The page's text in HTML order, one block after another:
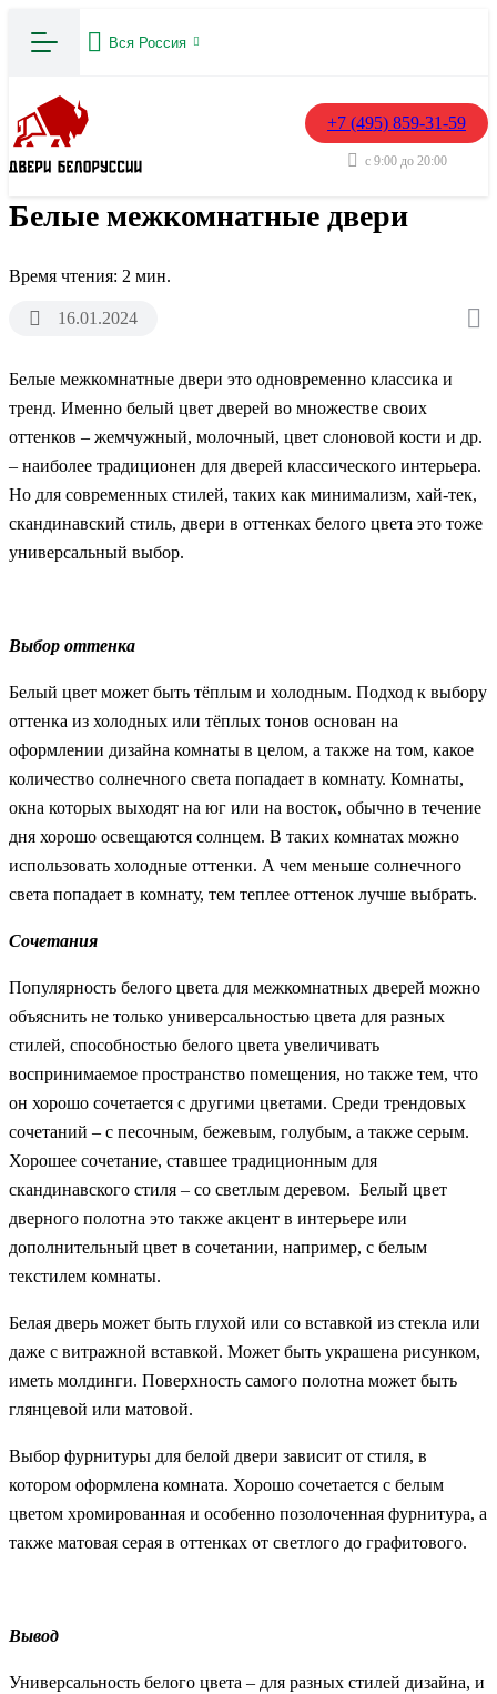
Вся Россия
+7 (495) 859-31-59
с 9:00 до 20:00
Белые межкомнатные двери
16.01.2024
Время чтения: 2 мин.
Белые межкомнатные двери это одновременно классика и
тренд. Именно белый цвет дверей во множестве своих
оттенков – жемчужный, молочный, цвет слоновой кости и др.
– наиболее традиционен для дверей классического интерьера.
Но для современных стилей, таких как минимализм, хай-тек,
скандинавский стиль, двери в оттенках белого цвета это тоже
универсальный выбор.
Выбор оттенка
Белый цвет может быть тёплым и холодным. Подход к выбору
оттенка из холодных или тёплых тонов основан на
оформлении дизайна комнаты в целом, а также на том, какое
количество солнечного света попадает в комнату. Комнаты,
окна которых выходят на юг или на восток, обычно в течение
дня хорошо освещаются солнцем. В таких комнатах можно
использовать холодные оттенки. А чем меньше солнечного
света попадает в комнату, тем теплее оттенок лучше выбрать.
Сочетания
Популярность белого цвета для межкомнатных дверей можно
объяснить не только универсальностью цвета для разных
стилей, способностью белого цвета увеличивать
воспринимаемое пространство помещения, но также тем, что
он хорошо сочетается с другими цветами. Среди трендовых
сочетаний – с песочным, бежевым, голубым, а также серым.
Хорошее сочетание, ставшее традиционным для
скандинавского стиля – со светлым деревом. Белый цвет
дверного полотна это также акцент в интерьере или
дополнительный цвет в сочетании, например, с белым
текстилем комнаты.
Белая дверь может быть глухой или со вставкой из стекла или
даже с витражной вставкой. Может быть украшена рисунком,
иметь молдинги. Поверхность самого полотна может быть
глянцевой или матовой.
Выбор фурнитуры для белой двери зависит от стиля, в
котором оформлена комната. Хорошо сочетается с белым
цветом хромированная и особенно позолоченная фурнитура, а
также матовая серая в оттенках от светлого до графитового.
Вывод
Универсальность белого цвета – для разных стилей дизайна, и